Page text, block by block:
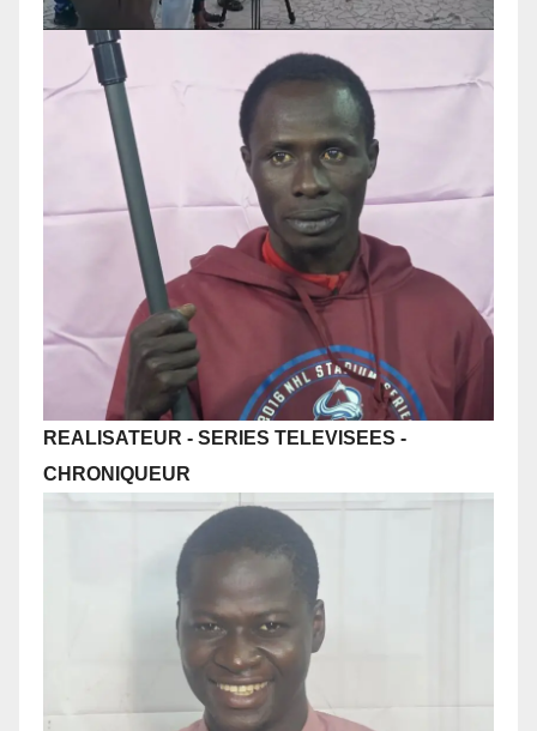
REALISATEUR - SERIES TELEVISEES -
CHRONIQUEUR